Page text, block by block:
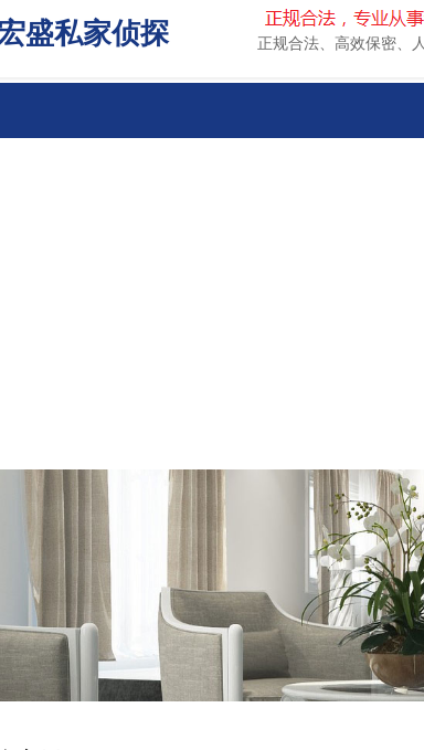
盛私家侦探 正规合法、高效保密、